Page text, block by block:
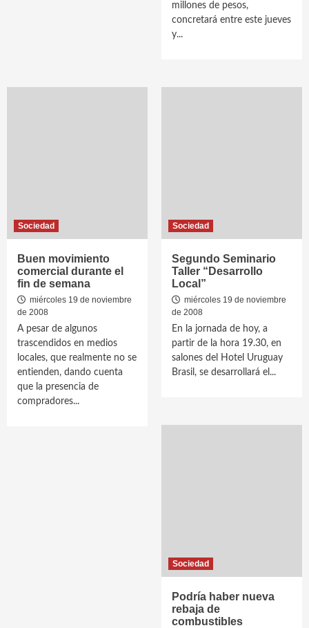
millones de pesos,
concretará entre este jueves
y...
Sociedad
Buen movimiento
comercial durante el
fin de semana
miércoles 19 de noviembre
de 2008
A pesar de algunos
trascendidos en medios
locales, que realmente no se
entienden, dando cuenta
que la presencia de
compradores...
Sociedad
Segundo Seminario
Taller “Desarrollo
Local”
miércoles 19 de noviembre
de 2008
En la jornada de hoy, a
partir de la hora 19.30, en
salones del Hotel Uruguay
Brasil, se desarrollará el...
Sociedad
Podría haber nueva
rebaja de
combustibles